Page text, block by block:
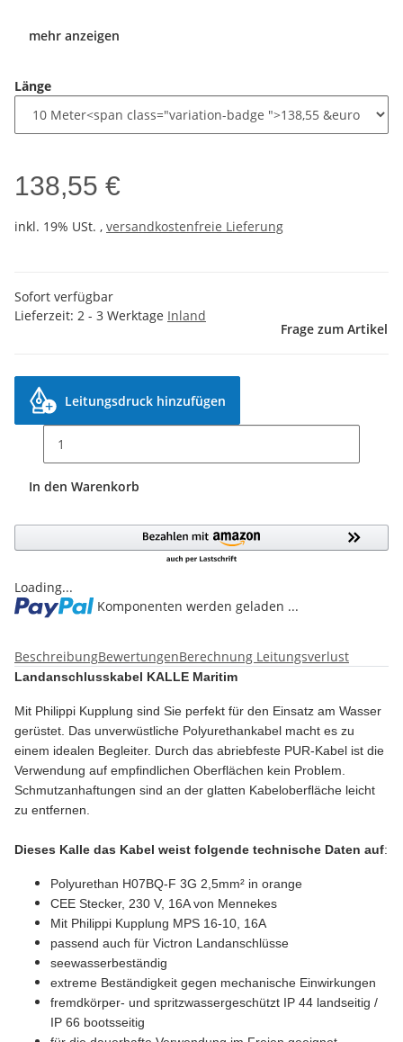
mehr anzeigen
Länge
138,55 €
inkl. 19% USt. , versandkostenfreie Lieferung
Sofort verfügbar
Lieferzeit: 2 - 3 Werktage Inland
Frage zum Artikel
Leitungsdruck hinzufügen
In den Warenkorb
Loading...
Komponenten werden geladen ...
BeschreibungBewertungenBerechnung Leitungsverlust
Landanschlusskabel KALLE Maritim
Mit Philippi Kupplung sind Sie perfekt für den Einsatz am Wasser
gerüstet. Das unverwüstliche Polyurethankabel macht es zu
einem idealen Begleiter. Durch das abriebfeste PUR-Kabel ist die
Verwendung auf empfindlichen Oberflächen kein Problem.
Schmutzanhaftungen sind an der glatten Kabeloberfläche leicht
zu entfernen.
Dieses Kalle das Kabel weist folgende technische Daten auf:
Polyurethan H07BQ-F 3G 2,5mm² in orange
CEE Stecker, 230 V, 16A von Mennekes
Mit Philippi Kupplung MPS 16-10, 16A
passend auch für Victron Landanschlüsse
seewasserbeständig
extreme Beständigkeit gegen mechanische Einwirkungen
fremdkörper- und spritzwassergeschützt IP 44 landseitig /
IP 66 bootsseitig